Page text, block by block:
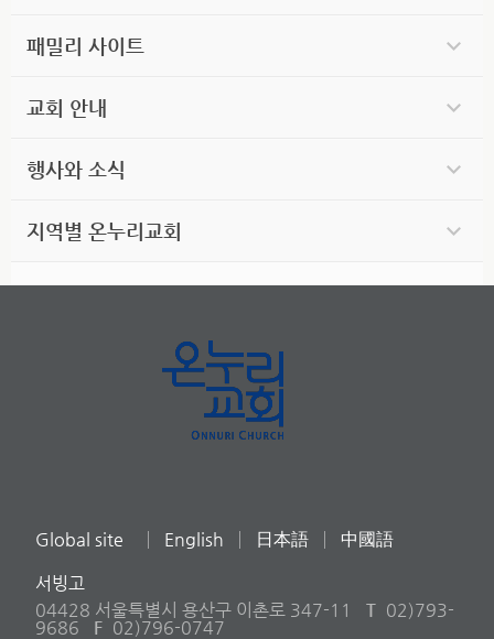
패밀리 사이트
교회 안내
행사와 소식
지역별 온누리교회
Global site English 日本語 中國語
서빙고
04428 서울특별시 용산구 이촌로 347-11
T 02)793-
9686
F 02)796-0747